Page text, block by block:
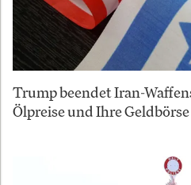
Trump beendet Iran-
Ölpreise und Ihre